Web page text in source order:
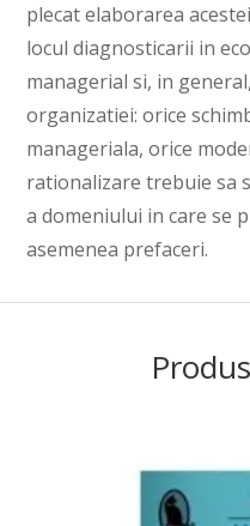
plecat elaborarea
locul diagnosticarii in
managerial si, in
organizatiei: orice
manageriala, orice
rationalizare trebuie sa
a domeniului in care se
asemenea prefaceri.